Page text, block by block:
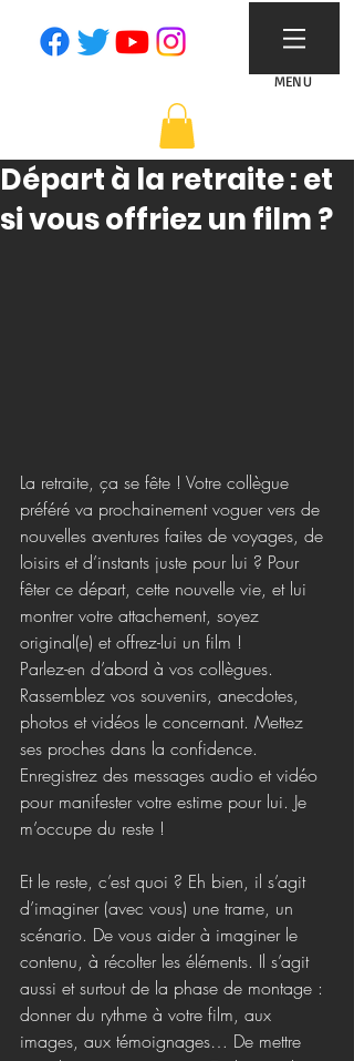
MENU
Départ à la retraite : et
si vous offriez un film ?
La retraite, ça se fête ! Votre collègue
préféré va prochainement voguer vers de
nouvelles aventures faites de voyages, de
loisirs et d’instants juste pour lui ? Pour
fêter ce départ, cette nouvelle vie, et lui
montrer votre attachement, soyez
original(e) et offrez-lui un film !
Parlez-en d’abord à vos collègues.
Rassemblez vos souvenirs, anecdotes,
photos et vidéos le concernant. Mettez
ses proches dans la confidence.
Enregistrez des messages audio et vidéo
pour manifester votre estime pour lui. Je
m’occupe du reste !
Et le reste, c’est quoi ? Eh bien, il s’agit
d’imaginer (avec vous) une trame, un
scénario. De vous aider à imaginer le
contenu, à récolter les éléments. Il s’agit
aussi et surtout de la phase de montage :
donner du rythme à votre film, aux
images, aux témoignages… De mettre